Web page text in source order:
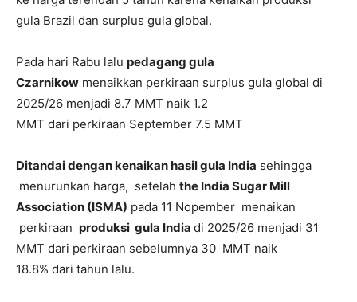
gula Brazil dan surplus gula global.
Pada hari Rabu lalu pedagang gula
Czarnikow menaikkan perkiraan surplus gula global di
2025/26 menjadi 8.7 MMT naik 1.2
MMT dari perkiraan September 7.5 MMT
Ditandai dengan kenaikan hasil gula India sehingga
menurunkan harga, setelah the India Sugar Mill
Association (ISMA) pada 11 Nopember menaikan
perkiraan produksi gula India di 2025/26 menjadi 31
MMT dari perkiraan sebelumnya 30 MMT naik
18.8% dari tahun lalu.